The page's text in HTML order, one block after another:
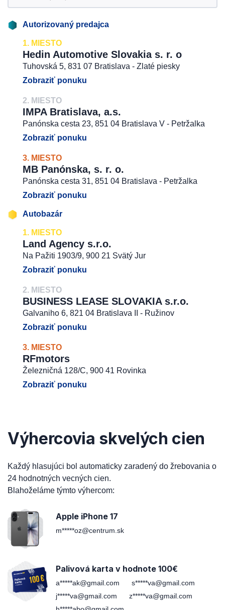
Autorizovaný predajca
1. MIESTO
Hedin Automotive Slovakia s. r. o
Tuhovská 5, 831 07 Bratislava - Zlaté piesky
Zobraziť ponuku
2. MIESTO
IMPA Bratislava, a.s.
Panónska cesta 23, 851 04 Bratislava V - Petržalka
Zobraziť ponuku
3. MIESTO
MB Panónska, s. r. o.
Panónska cesta 31, 851 04 Bratislava - Petržalka
Zobraziť ponuku
Autobazár
1. MIESTO
Land Agency s.r.o.
Na Pažiti 1903/9, 900 21 Svätý Jur
Zobraziť ponuku
2. MIESTO
BUSINESS LEASE SLOVAKIA s.r.o.
Galvaniho 6, 821 04 Bratislava II - Ružinov
Zobraziť ponuku
3. MIESTO
RFmotors
Železničná 128/C, 900 41 Rovinka
Zobraziť ponuku
Výhercovia skvelých cien
Každý hlasujúci bol automaticky zaradený do žrebovania o
24 hodnotných vecných cien.
Blahoželáme týmto výhercom:
Apple iPhone 17
m*****oz@centrum.sk
Palivová karta v hodnote 100€
a*****ak@gmail.com
s*****va@gmail.com
j*****va@gmail.com
z*****va@gmail.com